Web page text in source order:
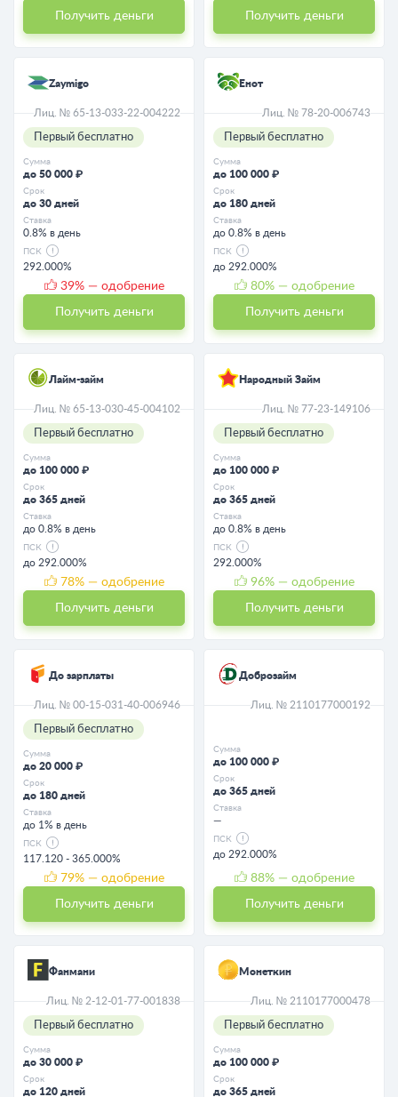
Получить деньги Получить деньги
Zaymigo
Лиц. № 65-13-033-22-004222
Первый бесплатно
Сумма
до 50 000 ₽
Срок
до 30 дней
Ставка
0.8% в день
ПСК
292.000%
39% — одобрение
Получить деньги
Енот
Лиц. № 78-20-006743
Первый бесплатно
Сумма
до 100 000 ₽
Срок
до 180 дней
Ставка
до 0.8% в день
ПСК
до 292.000%
80% — одобрение
Получить деньги
Лайм-займ
Лиц. № 65-13-030-45-004102
Первый бесплатно
Сумма
до 100 000 ₽
Срок
до 365 дней
Ставка
до 0.8% в день
ПСК
до 292.000%
78% — одобрение
Получить деньги
Народный Займ
Лиц. № 77-23-149106
Первый бесплатно
Сумма
до 100 000 ₽
Срок
до 365 дней
Ставка
до 0.8% в день
ПСК
292.000%
96% — одобрение
Получить деньги
До зарплаты
Лиц. № 00-15-031-40-006946
Первый бесплатно
Сумма
до 20 000 ₽
Срок
до 180 дней
Ставка
до 1% в день
ПСК
117.120 - 365.000%
79% — одобрение
Получить деньги
Доброзайм
Лиц. № 2110177000192
Сумма
до 100 000 ₽
Срок
до 365 дней
Ставка
—
ПСК
до 292.000%
88% — одобрение
Получить деньги
Фанмани
Лиц. № 2-12-01-77-001838
Первый бесплатно
Сумма
до 30 000 ₽
Срок
до 120 дней
Монеткин
Лиц. № 2110177000478
Первый бесплатно
Сумма
до 100 000 ₽
Срок
до 365 дней